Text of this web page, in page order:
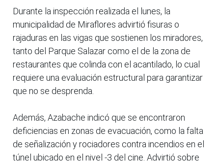
Durante la inspección realizada el lunes, la
municipalidad de Miraflores advirtió fisuras o
rajaduras en las vigas que sostienen los miradores,
tanto del Parque Salazar como el de la zona de
restaurantes que colinda con el acantilado, lo cual
requiere una evaluación estructural para garantizar
que no se desprenda.
Además, Azabache indicó que se encontraron
deficiencias en zonas de evacuación, como la falta
de señalización y rociadores contra incendios en el
túnel ubicado en el nivel -3 del cine. Advirtió sobre